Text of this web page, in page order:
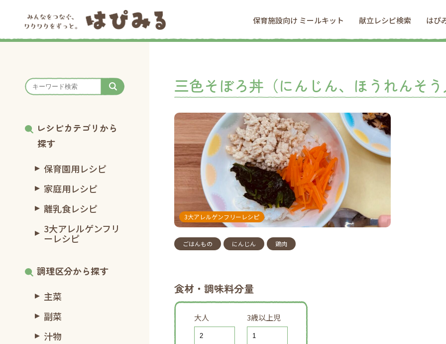
保育施設向け ミールキット 献立レシピ検索 はぴ
レシピカテゴリから
探す
保育園用レシピ
家庭用レシピ
離乳食レシピ
3大アレルゲンフリ
ーレシピ
調理区分から探す
主菜
副菜
汁物
三色そぼろ丼（にんじん、ほうれんそ
3大アレルゲンフリーレシピ
ごはんもの にんじん 鶏肉
食材・調味料分量
大人 3歳以上児